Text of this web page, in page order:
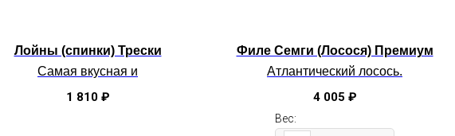
Лойны (спинки) Трески
Самая вкусная и
Без кожи и костей.
1 810 ₽
Филе Семги (Лосося) Премиум
Атлантический лосось.
Средний вес: 1.5 кг
(1 кг - 2670 руб)
4 005 ₽
Вес: